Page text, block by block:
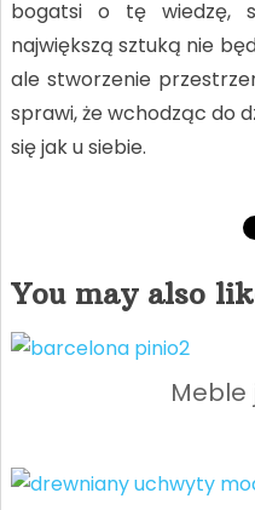
bogatsi o tę wiedzę,
największą sztuką nie
ale stworzenie
sprawi, że wchodząc do
się jak u siebie.
You may also
Meble